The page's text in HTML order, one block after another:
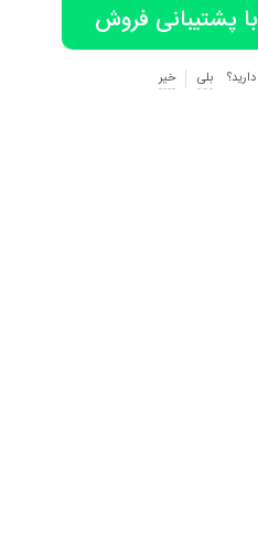
با پشتیبانی فروش
بلی خیر